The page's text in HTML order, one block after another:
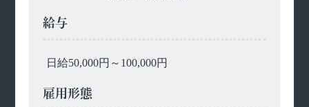
給与
日給50,000円～100,000円
雇用形態